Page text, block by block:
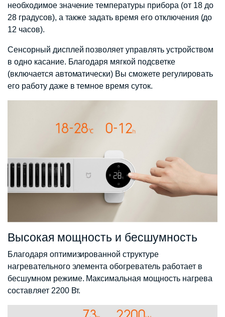
необходимое значение температуры прибора (от 18 до
28 градусов), а также задать время его отключения (до
12 часов).
Сенсорный дисплей позволяет управлять устройством
в одно касание. Благодаря мягкой подсветке
(включается автоматически) Вы сможете регулировать
его работу даже в темное время суток.
Высокая мощность и бесшумность
Благодаря оптимизированной структуре
нагревательного элемента обогреватель работает в
бесшумном режиме. Максимальная мощность нагрева
составляет 2200 Вт.